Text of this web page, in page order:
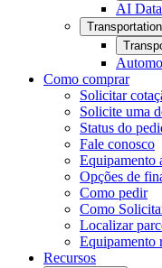
AI
Transportation
Como comprar
Solicitar
Solicite uma
Status do
Fale conosco
Equipamento
Opções de
Como pedir
Como
Localizar
Equipamento
Recursos